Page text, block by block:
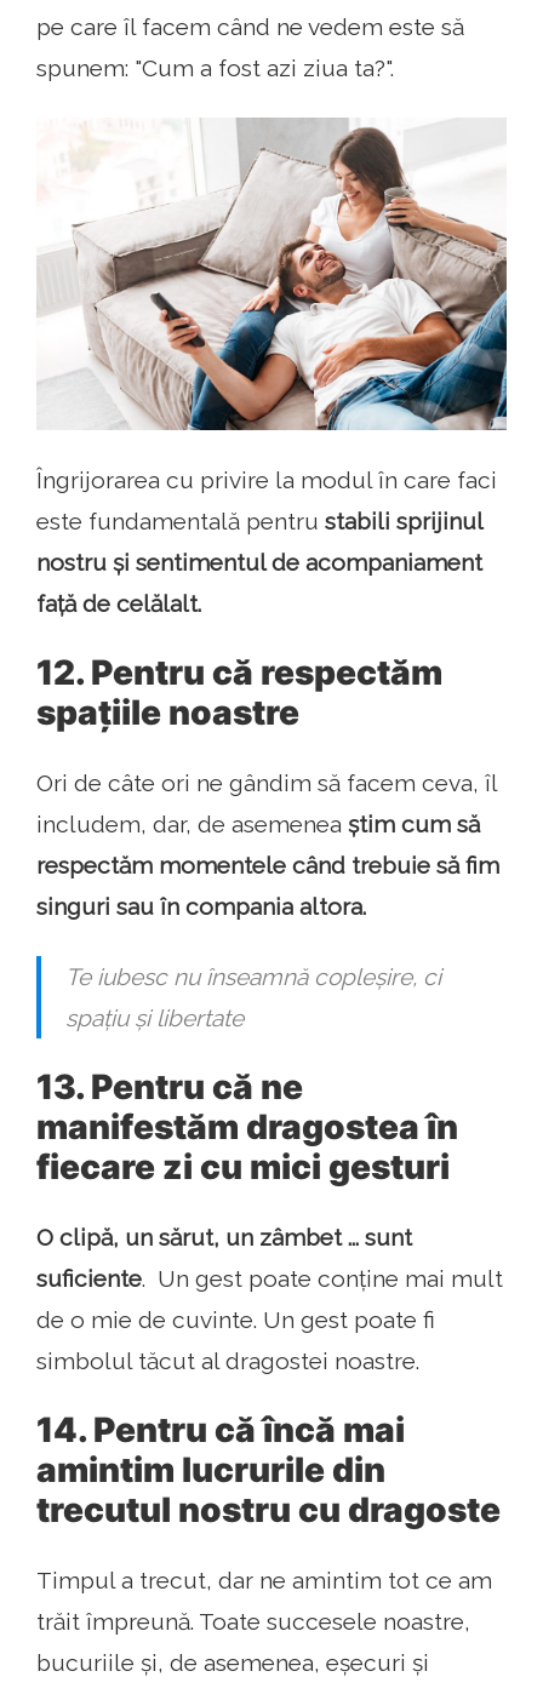
pe care îl facem când ne vedem este să
spunem: "Cum a fost azi ziua ta?".
Îngrijorarea cu privire la modul în care faci
este fundamentală pentru stabili sprijinul
nostru și sentimentul de acompaniament
față de celălalt.
12. Pentru că respectăm
spațiile noastre
Ori de câte ori ne gândim să facem ceva, îl
includem, dar, de asemenea știm cum să
respectăm momentele când trebuie să fim
singuri sau în compania altora.
Te iubesc nu înseamnă copleșire, ci
spațiu și libertate
13. Pentru că ne
manifestăm dragostea în
fiecare zi cu mici gesturi
O clipă, un sărut, un zâmbet ... sunt
suficiente. Un gest poate conține mai mult
de o mie de cuvinte. Un gest poate fi
simbolul tăcut al dragostei noastre.
14. Pentru că încă mai
amintim lucrurile din
trecutul nostru cu dragoste
Timpul a trecut, dar ne amintim tot ce am
trăit împreună. Toate succesele noastre,
bucuriile și, de asemenea, eșecuri și